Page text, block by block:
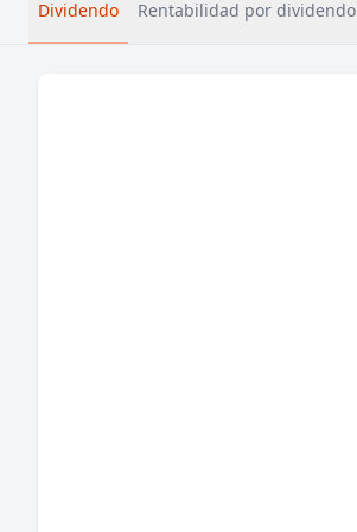
Dividendo Rentabilidad por dividendo